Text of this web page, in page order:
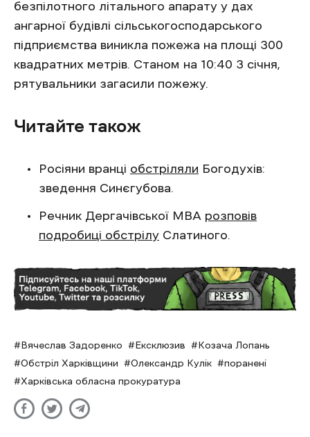
безпілотного літального апарату у дах
ангарної будівлі сільськогосподарського
підприємства виникла пожежа на площі 300
квадратних метрів. Станом на 10:40 3 січня,
рятувальники загасили пожежу.
Читайте також
Росіяни вранці обстріляли Богодухів:
зведення Синєгубова.
Речник Дергачівської МВА розповів
подробиці обстрілу Слатиного.
Вячеслав Задоренко Ексклюзив
Козача Лопань
Обстріл Харківщини
Олександр Кулік
поранені
Харківська обласна прокуратура